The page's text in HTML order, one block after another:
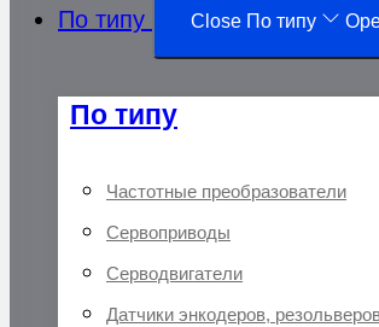
По типу Close По типу
По типу
Частотные преобразователи
Сервоприводы
Серводвигатели
Датчики энкодеров,